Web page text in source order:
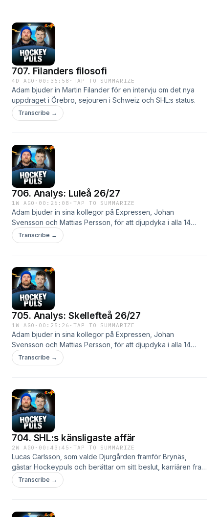
707. Filanders filosofi
4D AGO · 00:36:58 ·TAP TO SUMMARIZE
Adam bjuder in Martin Filander för en intervju om det nya
uppdraget i Örebro, sejouren i Schweiz och SHL:s status.
Transcribe →
706. Analys: Luleå 26/27
1W AGO · 00:26:08 ·TAP TO SUMMARIZE
Adam bjuder in sina kollegor på Expressen, Johan
Svensson och Mattias Persson, för att djupdyka i alla 14
SHL-lag.I dag analyseras Luleå.
Transcribe →
705. Analys: Skellefteå 26/27
1W AGO · 00:25:26 ·TAP TO SUMMARIZE
Adam bjuder in sina kollegor på Expressen, Johan
Svensson och Mattias Persson, för att djupdyka i alla 14
SHL-lag.I dag analyseras Skellefteå.
Transcribe →
704. SHL:s känsligaste affär
2W AGO · 00:43:45 ·TAP TO SUMMARIZE
Lucas Carlsson, som valde Djurgården framför Brynäs,
gästar Hockeypuls och berättar om sitt beslut, karriären fram
till i dag och vart han vill i framtiden.
Transcribe →